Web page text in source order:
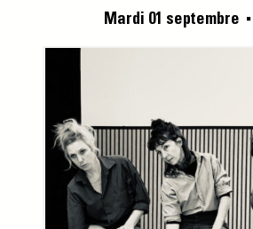
Mardi 01 septembre ■